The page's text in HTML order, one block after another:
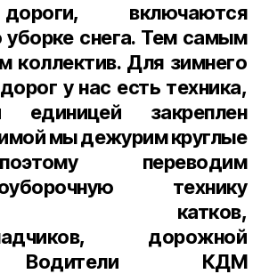
включаются
уборке снега. Тем самым
коллектив. Для зимнего
у нас есть техника,
закреплен
мы дежурим круглые
переводим
технику
катков,
дорожной
КДМ